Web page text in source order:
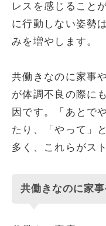
レスを感じること
に行動しない姿勢
みを増やします。
共働きなのに家事
が体調不良の際に
因です。「あとで
たり、「やって」
多く、これらがス
共働きなのに家